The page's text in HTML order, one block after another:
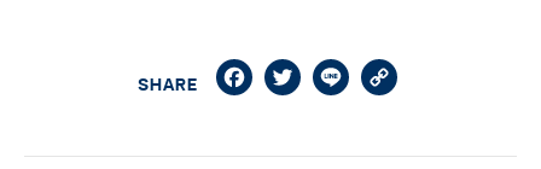
SHARE FacebookTwitterLine